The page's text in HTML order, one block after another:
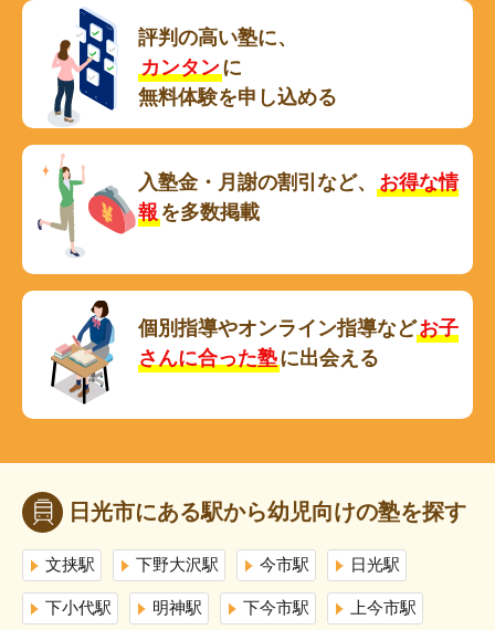
評判の高い塾に、
カンタンに
無料体験を申し込める
入塾金・月謝の割引など、
お得な情
報を多数掲載
個別指導やオンライン指導などお子
さんに合った塾に出会える
日光市にある駅から幼児向けの塾を探す
文挟駅 下野大沢駅 今市駅 日光駅
下小代駅 明神駅 下今市駅 上今市駅